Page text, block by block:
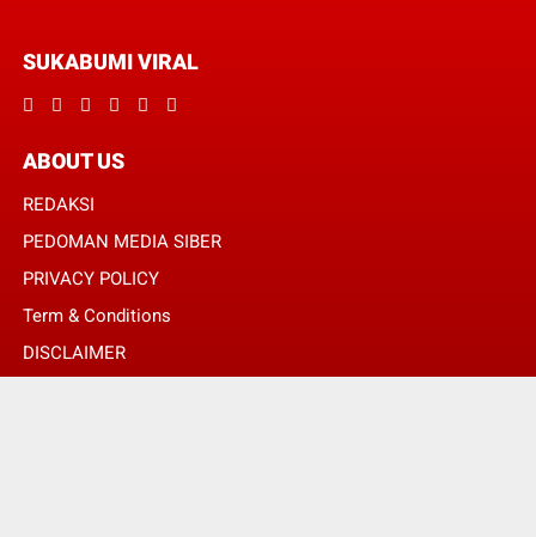
SUKABUMI VIRAL
ABOUT US
REDAKSI
PEDOMAN MEDIA SIBER
PRIVACY POLICY
Term & Conditions
DISCLAIMER